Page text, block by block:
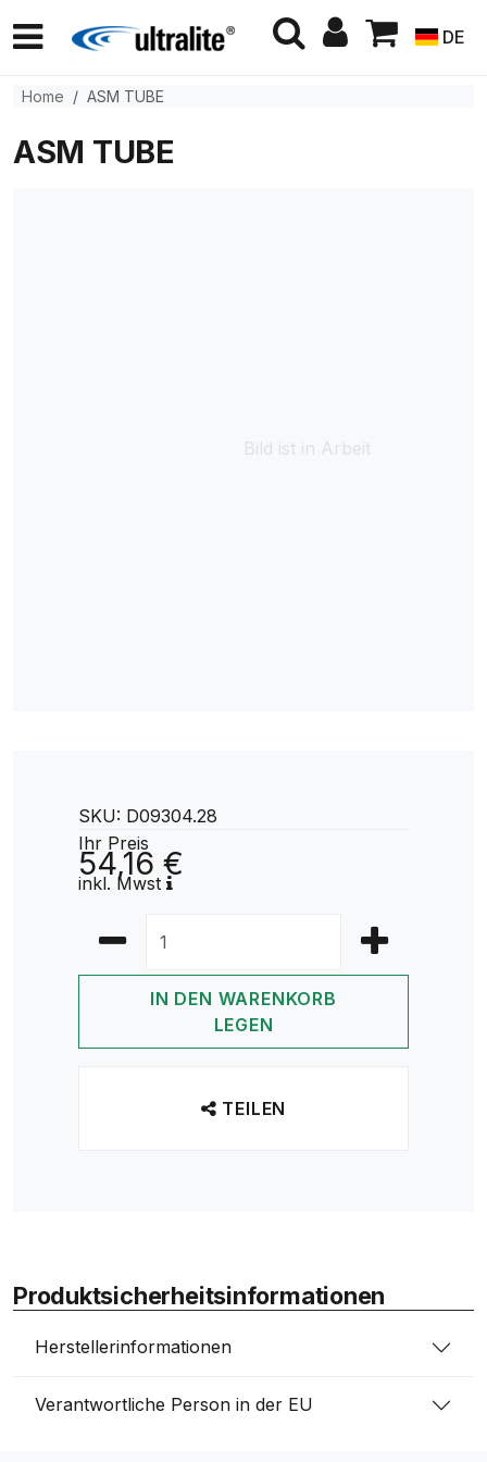
DE
Home ASM TUBE
ASM TUBE
Bild ist in Arbeit
SKU: D09304.28
Ihr Preis
54,16 €
inkl. Mwst
IN DEN WARENKORB
LEGEN
TEILEN
Produktsicherheitsinformationen
Herstellerinformationen
Verantwortliche Person in der EU